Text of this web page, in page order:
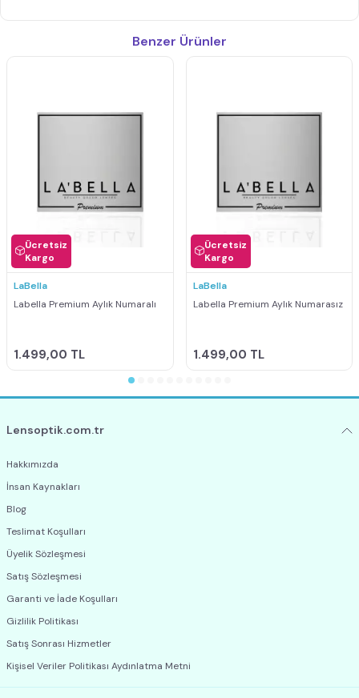
Benzer Ürünler
Ücretsiz
Kargo
LaBella
Labella Premium Aylık Numaralı
1.499,00 TL
Ücretsiz
Kargo
LaBella
Labella Premium Aylık Numarasız
1.499,00 TL
Lensoptik.com.tr
Hakkımızda
İnsan Kaynakları
Blog
Teslimat Koşulları
Üyelik Sözleşmesi
Satış Sözleşmesi
Garanti ve İade Koşulları
Gizlilik Politikası
Satış Sonrası Hizmetler
Kişisel Veriler Politikası Aydınlatma Metni